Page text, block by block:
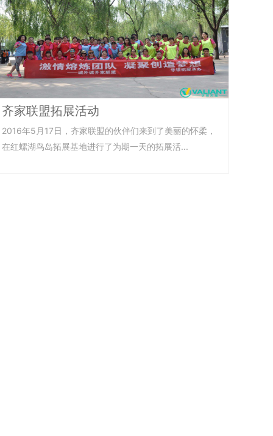
齐家联盟拓展活动
​2016年5月17日，齐家联盟的伙伴们来到了美丽的怀柔，
在红螺湖鸟岛拓展基地进行了为期一天的拓展活...